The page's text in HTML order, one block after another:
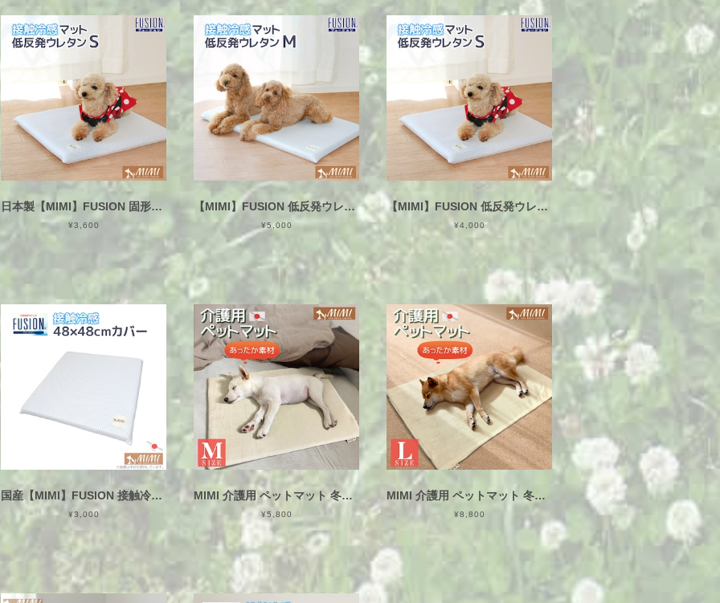
日本製【MIMI】FUSION 固形チップウレタン入り Sサイズ 45×45×3cm 接触冷感 ペットマット 犬猫用 洗える カバー式 ひんやり かため
¥3,600
【MIMI】FUSION 低反発ウレタン入り Mサイズ 45×68×3cm 接触冷感 ペットマット 犬猫用 洗える カバー式 ひんやり
¥5,000
【MIMI】FUSION 低反発ウレタン入り Sサイズ 45×45×3cm 接触冷感 ペットマット 犬猫用 洗える カバー式 ひんやり
¥4,000
国産【MIMI】FUSION 接触冷感 Sサイズ 48×48cm カバー ひんやり クールマットカバー（犬猫用）フュージョン 白 日本製
¥3,000
MIMI 介護用 ペットマット 冬用 ボア Mサイズ 約65×50×3cm 日本製 洗える カバーリング式 樹脂ファイバー クッションマット ふわふわ
¥5,800
MIMI 介護用 ペットマット 冬用 ボア Lサイズ 約65×100×3cm 日本製 洗える カバーリング式 樹脂ファイバー クッションマット ふわふわ
¥8,800